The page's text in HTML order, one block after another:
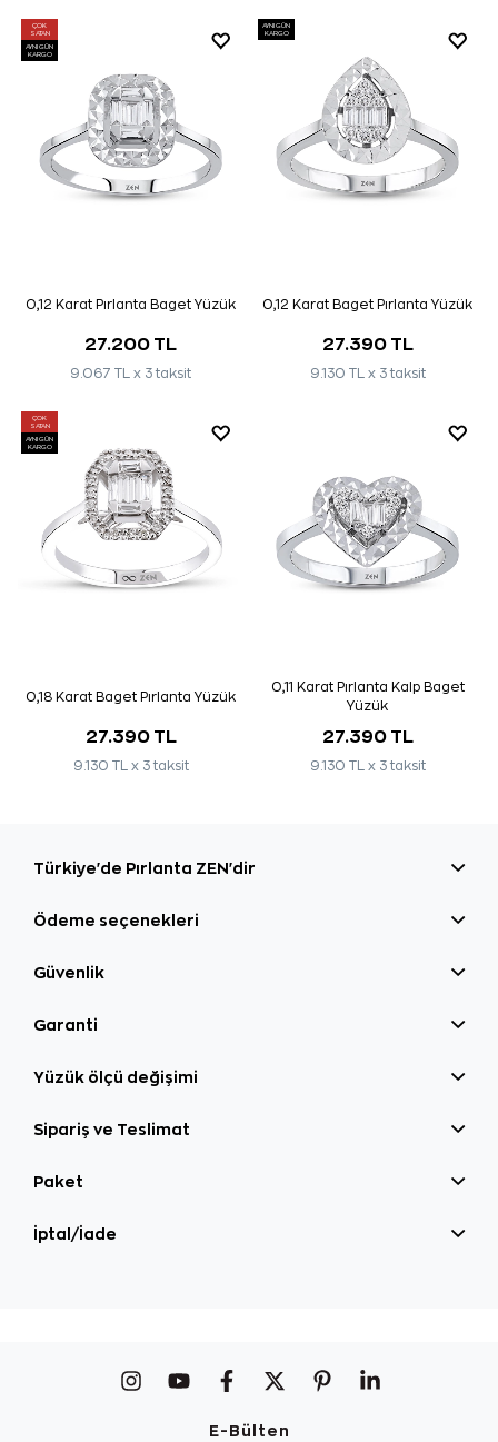
ÇOK
SATAN
AYNI GÜN
KARGO
0,12 Karat Pırlanta Baget Yüzük
27.200 TL
9.067 TL x 3 taksit
AYNI GÜN
KARGO
0,12 Karat Baget Pırlanta Yüzük
27.390 TL
9.130 TL x 3 taksit
ÇOK
SATAN
AYNI GÜN
KARGO
0,18 Karat Baget Pırlanta Yüzük
27.390 TL
9.130 TL x 3 taksit
0,11 Karat Pırlanta Kalp Baget
Yüzük
27.390 TL
9.130 TL x 3 taksit
Türkiye'de Pırlanta ZEN'dir
Ödeme seçenekleri
Güvenlik
Garanti
Yüzük ölçü değişimi
Sipariş ve Teslimat
Paket
İptal/İade
E-Bülten